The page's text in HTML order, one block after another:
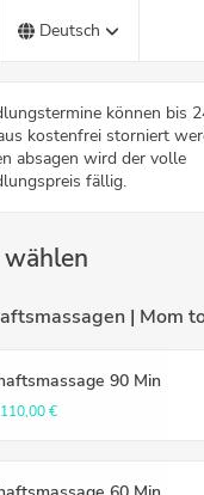
Deutsch
können bis
kostenfrei storniert
absagen wird der volle
fällig.
| Mom
90 Min
110,00 €